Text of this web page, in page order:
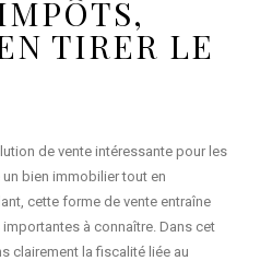
TIRER LE
de vente intéressante pour les
bien immobilier tout en
cette forme de vente entraîne
à connaître. Dans cet
clairement la fiscalité liée au